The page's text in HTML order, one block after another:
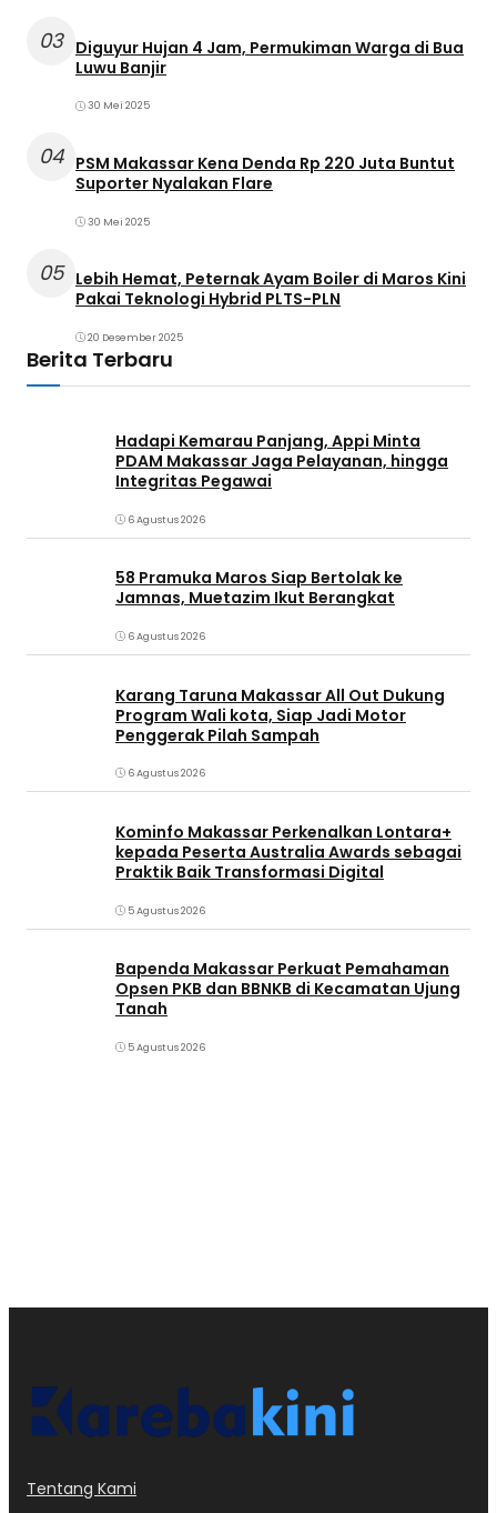
03 Diguyur Hujan 4 Jam, Permukiman Warga di Bua
Luwu Banjir
30 Mei 2025
04 PSM Makassar Kena Denda Rp 220 Juta Buntut
Suporter Nyalakan Flare
30 Mei 2025
05 Lebih Hemat, Peternak Ayam Boiler di Maros Kini
Pakai Teknologi Hybrid PLTS-PLN
20 Desember 2025
Berita Terbaru
Hadapi Kemarau Panjang, Appi Minta
PDAM Makassar Jaga Pelayanan, hingga
Integritas Pegawai
6 Agustus 2026
58 Pramuka Maros Siap Bertolak ke
Jamnas, Muetazim Ikut Berangkat
6 Agustus 2026
Karang Taruna Makassar All Out Dukung
Program Wali kota, Siap Jadi Motor
Penggerak Pilah Sampah
6 Agustus 2026
Kominfo Makassar Perkenalkan Lontara+
kepada Peserta Australia Awards sebagai
Praktik Baik Transformasi Digital
5 Agustus 2026
Bapenda Makassar Perkuat Pemahaman
Opsen PKB dan BBNKB di Kecamatan Ujung
Tanah‎
5 Agustus 2026
Tentang Kami